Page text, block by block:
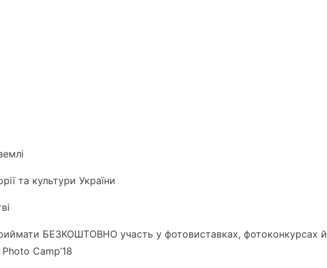
та культури України
БЕЗКОШТОВНО участь у фотовиставках, фотоконкурсах й
Camp’18